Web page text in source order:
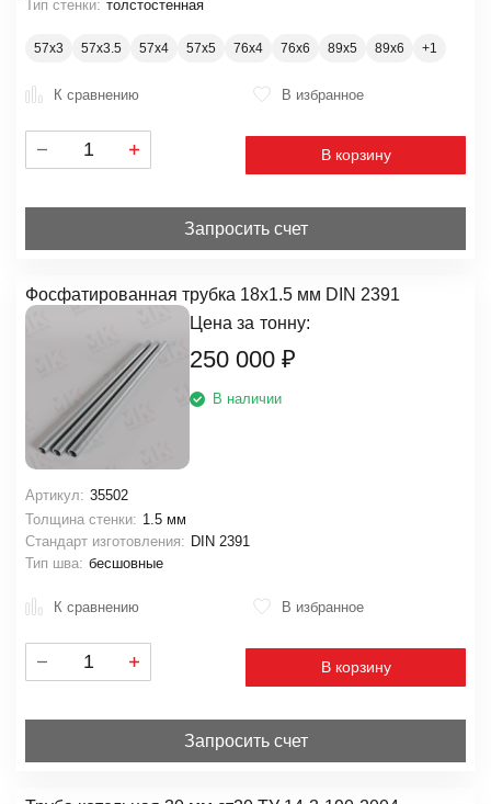
Тип стенки: толстостенная
57х3 57х3.5 57х4 57х5 76х4 76х6 89х5 89х6
К сравнению В избранное
В корзину
Запросить счет
Фосфатированная трубка 18х1.5 мм DIN 2391
Цена за тонну:
250 000 ₽
В наличии
Артикул: 35502
Толщина стенки: 1.5 мм
Стандарт изготовления: DIN 2391
Тип шва: бесшовные
К сравнению В избранное
В корзину
Запросить счет